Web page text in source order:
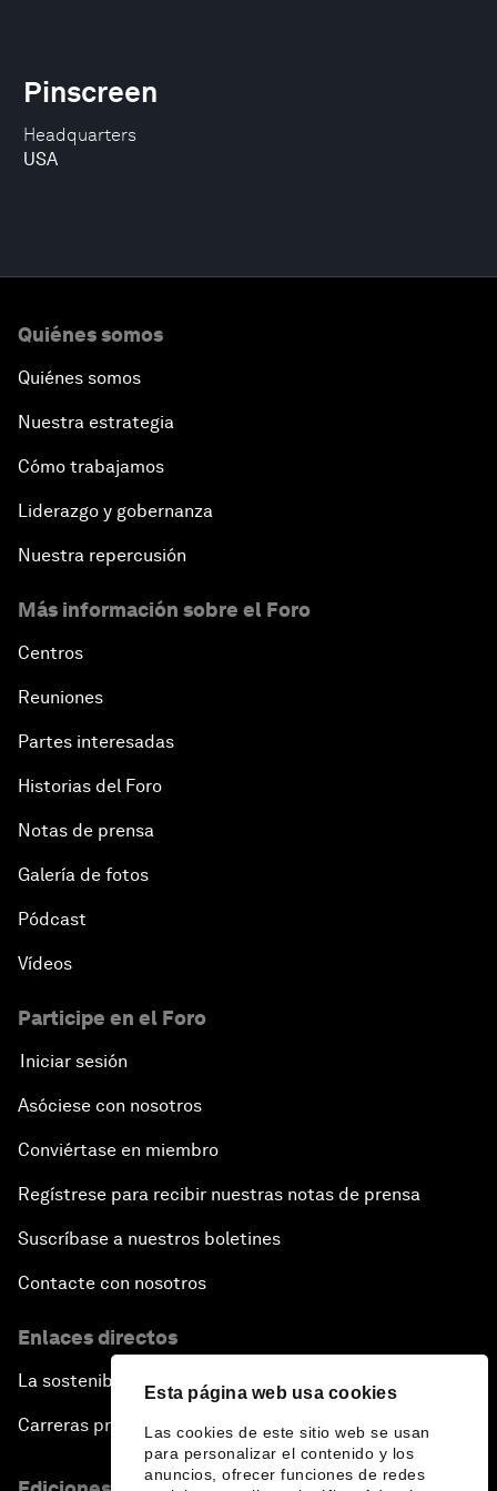
Esta página web usa cookies
Las cookies de este sitio web se usan
para personalizar el contenido y los
anuncios, ofrecer funciones de redes
Headquarters
USA
Pinscreen
Quiénes somos
Quiénes somos
Nuestra estrategia
Cómo trabajamos
Liderazgo y gobernanza
Nuestra repercusión
Más información sobre el Foro
Centros
Reuniones
Partes interesadas
Historias del Foro
Notas de prensa
Galería de fotos
Pódcast
Vídeos
Participe en el Foro
Iniciar sesión
Asóciese con nosotros
Conviértase en miembro
Regístrese para recibir nuestras notas de prensa
Suscríbase a nuestros boletines
Contacte con nosotros
Enlaces directos
La sostenibilidad en el Foro
Carreras profesionales